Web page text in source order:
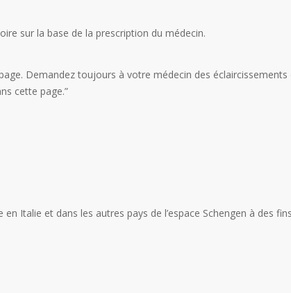
sur la base de la prescription du médecin.
Demandez toujours à votre médecin des
cette page.”
Italie et dans les autres pays de l’espace Schengen à des